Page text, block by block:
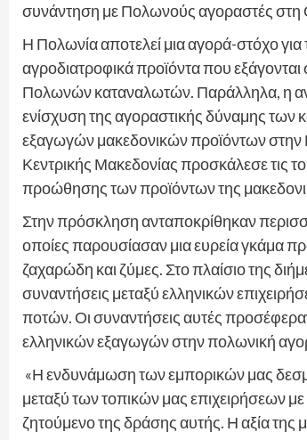
συνάντηση με Πολωνούς αγοραστές στη
Η Πολωνία αποτελεί μια αγορά-στόχο
αγροδιατροφικά προϊόντα που
Πολωνών καταναλωτών. Παράλληλα, η
ενίσχυση της αγοραστικής δύναμης των
εξαγωγών μακεδονικών προϊόντων στην
Κεντρικής Μακεδονίας προσκάλεσε τις
προώθησης των προϊόντων της
Στην πρόσκληση ανταποκρίθηκαν
οποίες παρουσίασαν μια ευρεία γκάμα
ζαχαρώδη και ζύμες. Στο πλαίσιο της
συναντήσεις μεταξύ ελληνικών
ποτών. Οι συναντήσεις αυτές
ελληνικών εξαγωγών στην πολωνική
«Η ενδυνάμωση των εμπορικών μας
μεταξύ των τοπικών μας επιχειρήσεων
ζητούμενο της δράσης αυτής. Η αξία της